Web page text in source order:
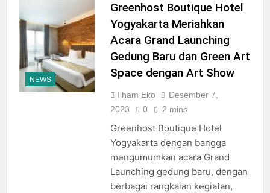
NEWS
Greenhost Boutique Hotel
Yogyakarta Meriahkan
Acara Grand Launching
Gedung Baru dan Green Art
Space dengan Art Show
Ilham Eko
Desember 7,
2023
0 2 mins
Greenhost Boutique Hotel
Yogyakarta dengan bangga
mengumumkan acara Grand
Launching gedung baru, dengan
berbagai rangkaian kegiatan,